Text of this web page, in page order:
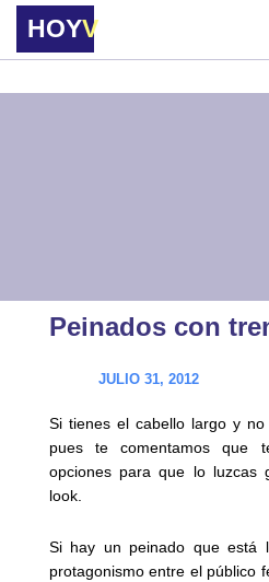
HOYVERE
Peinados con
JULIO 31, 2012
Si tienes el cabello largo y
pues te comentamos que
opciones para que lo luzcas
look.
Si hay un peinado que está
protagonismo entre el público